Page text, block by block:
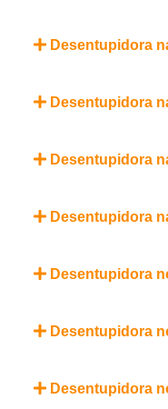
Desentupidora
Desentupidora
Desentupidora
Desentupidora
Desentupidora
Desentupidora
Desentupidora